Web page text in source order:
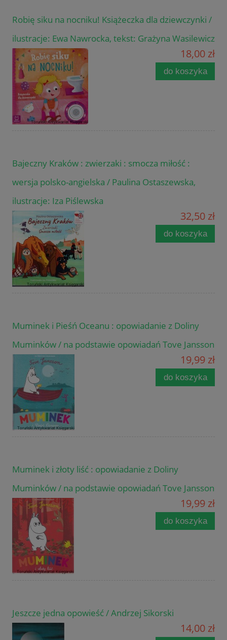
Robię siku na nocniku! Książeczka dla dziewczynki /
ilustracje: Ewa Nawrocka, tekst: Grażyna Wasilewicz
18,00 zł
do koszyka
Bajeczny Kraków : zwierzaki : smocza miłość :
wersja polsko-angielska / Paulina Ostaszewska,
ilustracje: Iza Piślewska
32,50 zł
do koszyka
Muminek i Pieśń Oceanu : opowiadanie z Doliny
Muminków / na podstawie opowiadań Tove Jansson
19,99 zł
do koszyka
Muminek i złoty liść : opowiadanie z Doliny
Muminków / na podstawie opowiadań Tove Jansson
19,99 zł
do koszyka
Jeszcze jedna opowieść / Andrzej Sikorski
14,00 zł